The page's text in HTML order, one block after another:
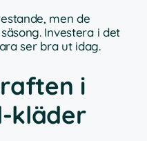
men de
Investera i det
ser bra ut idag.
i
kläder